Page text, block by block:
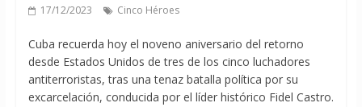
17/12/2023 Cinco Héroes
Cuba recuerda hoy el noveno aniversario del retorno
desde Estados Unidos de tres de los cinco luchadores
antiterroristas, tras una tenaz batalla política por su
excarcelación, conducida por el líder histórico Fidel Castro.